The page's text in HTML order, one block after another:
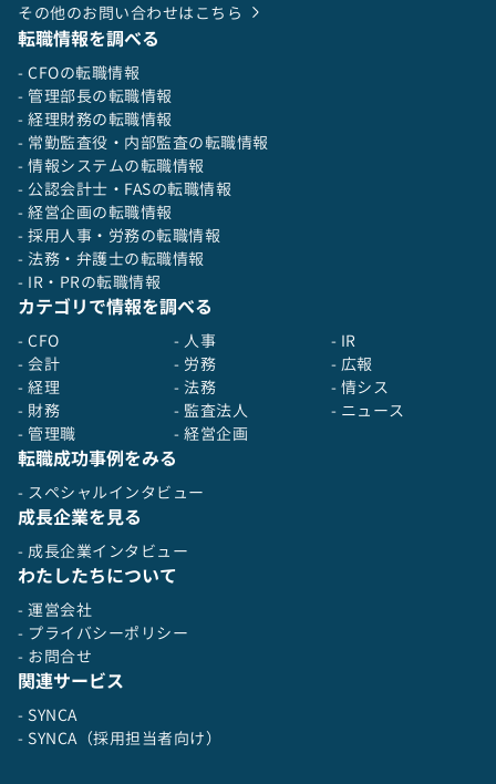
その他のお問い合わせはこちら
転職情報を調べる
- CFOの転職情報
- 管理部長の転職情報
- 経理財務の転職情報
- 常勤監査役・内部監査の転職情報
- 情報システムの転職情報
- 公認会計士・FASの転職情報
- 経営企画の転職情報
- 採用人事・労務の転職情報
- 法務・弁護士の転職情報
- IR・PRの転職情報
カテゴリで情報を調べる
- CFO
- 会計
- 経理
- 財務
- 管理職
- 人事
- 労務
- 法務
- 監査法人
- 経営企画
- IR
- 広報
- 情シス
- ニュース
転職成功事例をみる
- スペシャルインタビュー
成長企業を見る
- 成長企業インタビュー
わたしたちについて
- 運営会社
- プライバシーポリシー
- お問合せ
関連サービス
- SYNCA
- SYNCA（採用担当者向け）